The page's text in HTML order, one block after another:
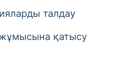
талдау
қатысу